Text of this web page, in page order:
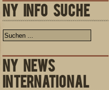
NY INFO SUCHE
NY NEWS
INTERNATIONAL